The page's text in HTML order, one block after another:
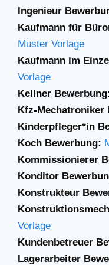
Ingenieur
Kaufmann für
Muster Vorlage
Kaufmann im
Vorlage
Kellner Bewerbung:
Kfz-Mechatroniker
Kinderpfleger*in
Koch Bewerbung:
Kommissionierer
Konditor
Konstrukteur
Vorlage
Kundenbetreuer
Lagerarbeiter